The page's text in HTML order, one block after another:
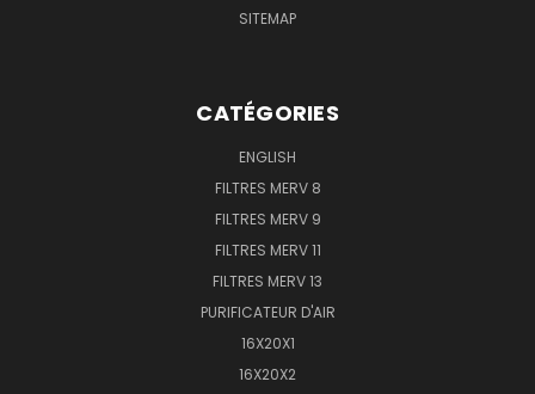
SITEMAP
CATÉGORIES
ENGLISH
FILTRES MERV 8
FILTRES MERV 9
FILTRES MERV 11
FILTRES MERV 13
PURIFICATEUR D'AIR
16X20X1
16X20X2